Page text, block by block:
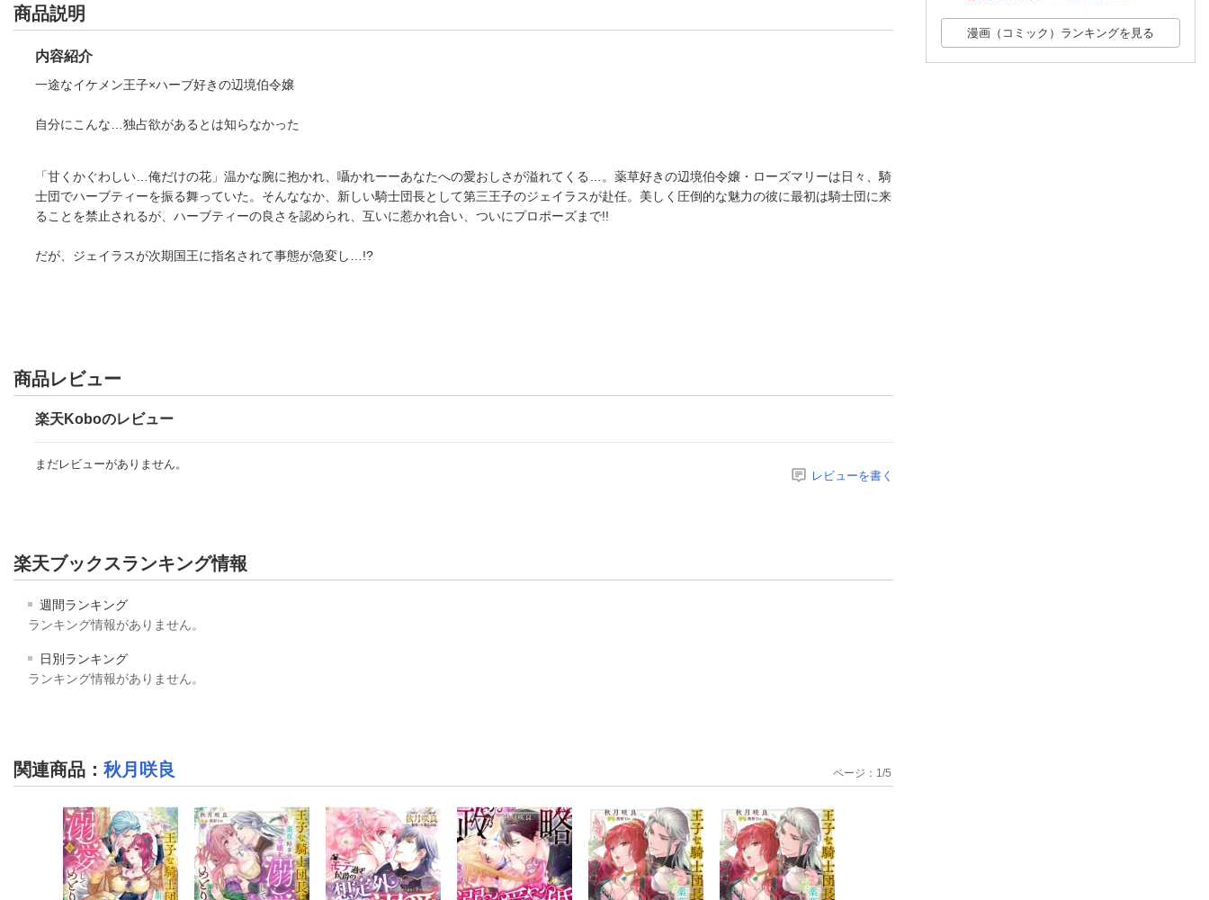
商品説明
内容紹介
一途なイケメン王子×ハーブ好きの辺境伯令嬢
自分にこんな…独占欲があるとは知らなかった
「甘くかぐわしい…俺だけの花」温かな腕に抱かれ、囁かれーーあなたへの愛おしさが溢れてくる…。薬草好きの辺境伯令嬢・ローズマリーは日々、騎
士団でハーブティーを振る舞っていた。そんななか、新しい騎士団長として第三王子のジェイラスが赴任。美しく圧倒的な魅力の彼に最初は騎士団に来
ることを禁止されるが、ハーブティーの良さを認められ、互いに惹かれ合い、ついにプロポーズまで!!
だが、ジェイラスが次期国王に指名されて事態が急変し…!?
商品レビュー
楽天Koboのレビュー
まだレビューがありません。
レビューを書く
楽天ブックスランキング情報
週間ランキング
ランキング情報がありません。
日別ランキング
ランキング情報がありません。
関連商品 ： 秋月咲良 ページ： 1/5
漫画（コミック）ランキングを見る